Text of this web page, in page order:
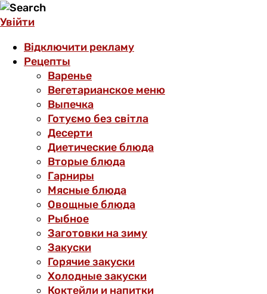
Увійти
Відключити рекламу
Рецепты
Варенье
Вегетарианское меню
Выпечка
Готуємо без світла
Десерти
Диетические блюда
Вторые блюда
Гарниры
Мясные блюда
Овощные блюда
Рыбное
Заготовки на зиму
Закуски
Горячие закуски
Холодные закуски
Коктейли и напитки